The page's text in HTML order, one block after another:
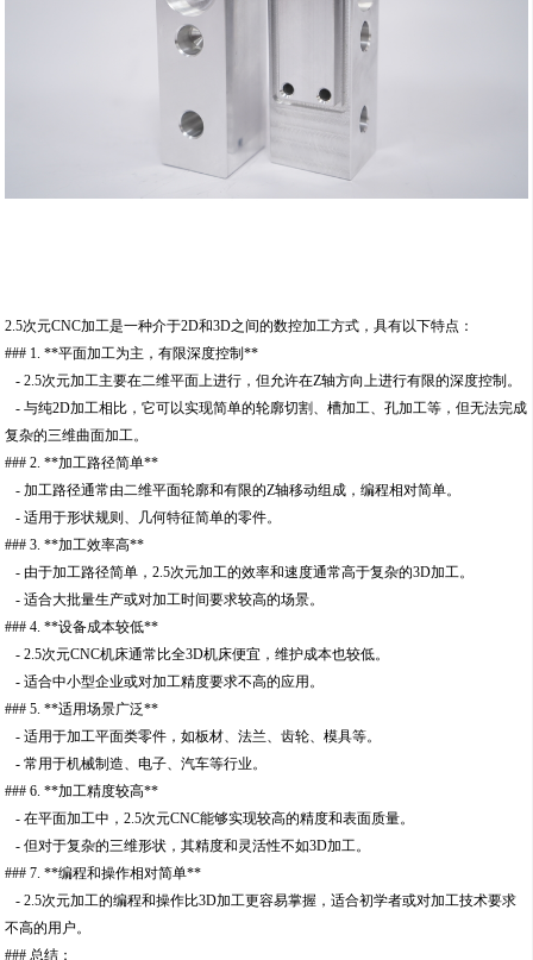
2.5次元CNC加工是一种介于2D和3D之间的数控加工方式，具有以下特点：
### 1. **平面加工为主，有限深度控制**
- 2.5次元加工主要在二维平面上进行，但允许在Z轴方向上进行有限的深度控制。
- 与纯2D加工相比，它可以实现简单的轮廓切割、槽加工、孔加工等，但无法完成
复杂的三维曲面加工。
### 2. **加工路径简单**
- 加工路径通常由二维平面轮廓和有限的Z轴移动组成，编程相对简单。
- 适用于形状规则、几何特征简单的零件。
### 3. **加工效率高**
- 由于加工路径简单，2.5次元加工的效率和速度通常高于复杂的3D加工。
- 适合大批量生产或对加工时间要求较高的场景。
### 4. **设备成本较低**
- 2.5次元CNC机床通常比全3D机床便宜，维护成本也较低。
- 适合中小型企业或对加工精度要求不高的应用。
### 5. **适用场景广泛**
- 适用于加工平面类零件，如板材、法兰、齿轮、模具等。
- 常用于机械制造、电子、汽车等行业。
### 6. **加工精度较高**
- 在平面加工中，2.5次元CNC能够实现较高的精度和表面质量。
- 但对于复杂的三维形状，其精度和灵活性不如3D加工。
### 7. **编程和操作相对简单**
- 2.5次元加工的编程和操作比3D加工更容易掌握，适合初学者或对加工技术要求
不高的用户。
### 总结：